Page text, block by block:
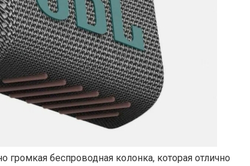
громкая беспроводная колонка, которая отлично